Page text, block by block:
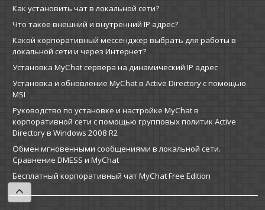
Как установить чат в локальной сети?
Что такое внешний и внутренний IP адрес?
Какой корпоративный мессенджер выбрать для работы в
локальной сети и через Интернет?
Установка MyChat сервера на динамический IP адрес
Установка и обновление MyChat в Active Directory с помощью
MSI
Руководство по установке и настройке MyChat в
корпоративной сети с помощью групповых политик Active
Directory в Windows 2008 R2
Обмен мгновенными сообщениями в локальной сети.
Сравнение DMESS и MyChat
Бесплатный корпоративный чат MyChat Free Edition